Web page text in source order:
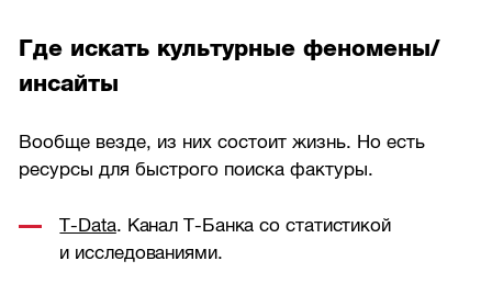
Где искать культурные феномены/
инсайты
Вообще везде, из них состоит жизнь. Но есть
ресурсы для быстрого поиска фактуры.
T-Data. Канал Т-Банка со статистикой
и исследованиями.